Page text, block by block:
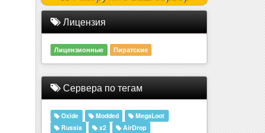
Лицензия
Сервера по тегам
Russia
x2
AirDrop
Starter Kit
Groups